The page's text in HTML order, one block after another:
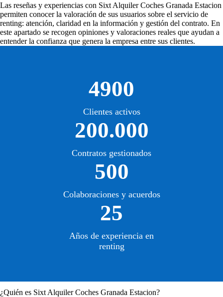
Las reseñas y experiencias con Sixt Alquiler Coches Granada Estacion
permiten conocer la valoración de sus usuarios sobre el servicio de
renting: atención, claridad en la información y gestión del contrato. En
este apartado se recogen opiniones y valoraciones reales que ayudan a
entender la confianza que genera la empresa entre sus clientes.
4900
Clientes activos
200.000
Contratos gestionados
500
Colaboraciones y acuerdos
25
Años de experiencia en
renting
¿Quién es Sixt Alquiler Coches Granada Estacion?